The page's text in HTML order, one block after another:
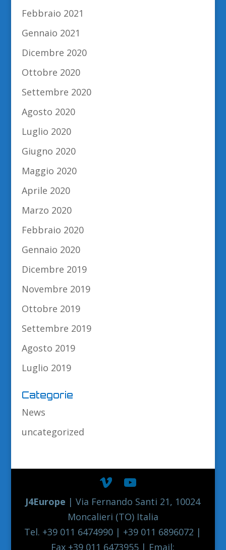
Febbraio 2021
Gennaio 2021
Dicembre 2020
Ottobre 2020
Settembre 2020
Agosto 2020
Luglio 2020
Giugno 2020
Maggio 2020
Aprile 2020
Marzo 2020
Febbraio 2020
Gennaio 2020
Dicembre 2019
Novembre 2019
Ottobre 2019
Settembre 2019
Agosto 2019
Luglio 2019
Categorie
News
uncategorized
J4Europe | Via Fernando Santi 21, 10024
Moncalieri (TO) Italia
Tel. +39 011 6474990 | +39 011 6896072 |
Fax +39 011 6473955 | Email: